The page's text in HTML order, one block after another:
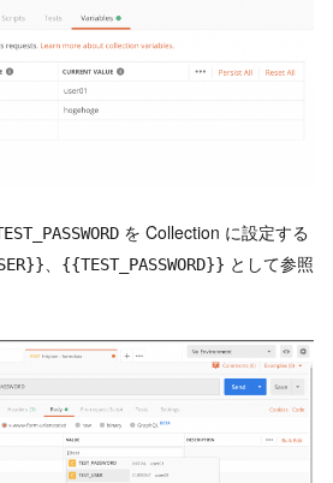
を Collection に設定する
{{TEST_PASSWORD}} として参照